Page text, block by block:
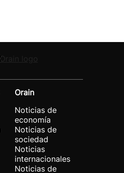
Orain
Noticias de
economía
Noticias de
sociedad
Noticias
internacionales
Noticias de